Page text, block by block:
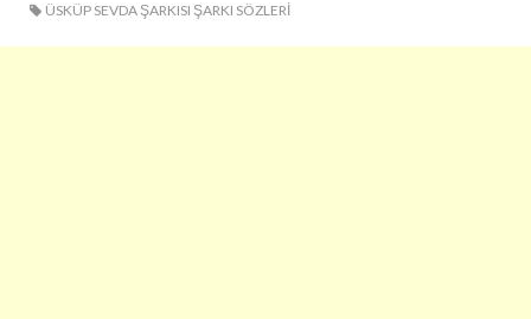
ÜSKÜP SEVDA ŞARKISI ŞARKI SÖZLERI